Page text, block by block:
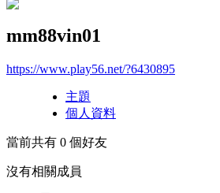
mm88vin01
https://www.play56.net/?6430895
主題
個人資料
當前共有 0 個好友
沒有相關成員